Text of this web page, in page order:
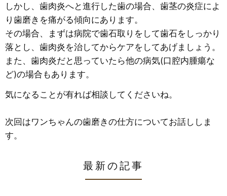
しかし、歯肉炎へと進行した歯の場合、歯茎の炎症によ
り歯磨きを痛がる傾向にあります。
その場合、まずは病院で歯石取りをして歯石をしっかり
落とし、歯肉炎を治してからケアをしてあげましょう。
また、歯肉炎だと思っていたら他の病気(口腔内腫瘍な
ど)の場合もあります。
気になることが有れば相談してくださいね。
次回はワンちゃんの歯磨きの仕方についてお話ししま
す。
最新の記事